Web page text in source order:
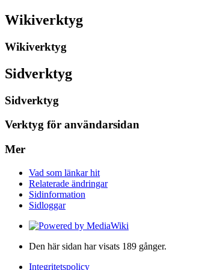
Wikiverktyg
Wikiverktyg
Sidverktyg
Sidverktyg
Verktyg för användarsidan
Mer
Vad som länkar hit
Relaterade ändringar
Sidinformation
Sidloggar
Den här sidan har visats 189 gånger.
Integritetspolicy